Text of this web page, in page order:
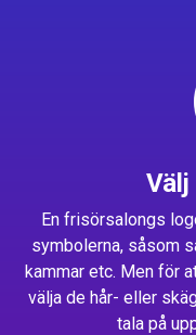
En frisörsalongs
symbolerna, såsom
kammar etc. Men för
välja de hår- eller
tala på